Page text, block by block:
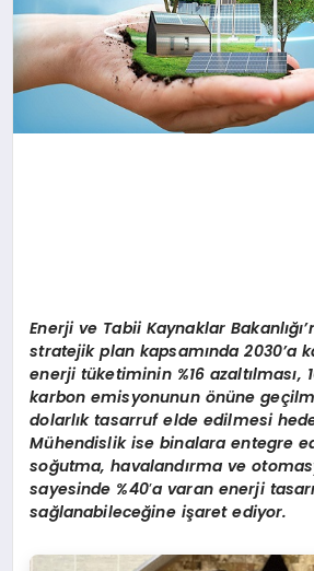
GEZI & SEYAHAT
OYUN
Enerji ve Tabii Kaynaklar
stratejik plan kapsamında 2030’a
enerji tüketiminin %16 azaltılması,
karbon emisyonunun önüne
dolarlık tasarruf elde edilmesi
Mühendislik ise binalara entegre
soğutma, havalandırma ve
sayesinde %40’a varan enerji
sağlanabileceğine işaret ediyor.